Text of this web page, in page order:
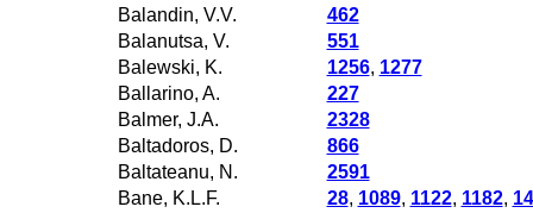
Balandin, V.V.
462
Balanutsa, V.
551
Balewski, K.
1256, 1277
Ballarino, A.
227
Balmer, J.A.
2328
Baltadoros, D.
866
Baltateanu, N.
2591
Bane, K.L.F.
28, 1089, 1122, 1182,